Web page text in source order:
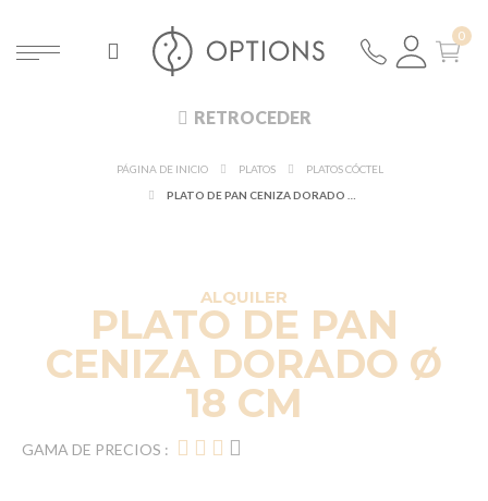
RETROCEDER
PÁGINA DE INICIO PLATOS
PLATOS CÓCTEL
ALQUILER
PLATO DE PAN
CENIZA DORADO Ø
18 CM
GAMA DE PRECIOS :